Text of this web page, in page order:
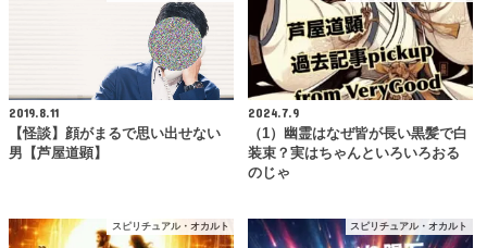
2019.8.11
【怪談】顔がまるで思い出せない
男【芦屋道顕】
2024.7.9
（1）幽霊はなぜ皆が長い黒髪で白
装束？実はちゃんといろいろおる
のじゃ
スピリチュアル・オカルト スピリチュアル・オカルト